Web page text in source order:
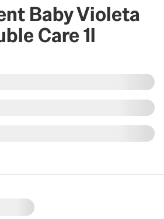
Baby Violeta
Care 1l